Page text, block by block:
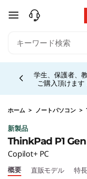
T
k
P
a
d
メインコンテンツに
学生、保護者、
ご購入頂けま
ホーム > ノートパソコン >
新製品
ThinkPad P1
Copilot+ PC
概要 直販モデル 特長